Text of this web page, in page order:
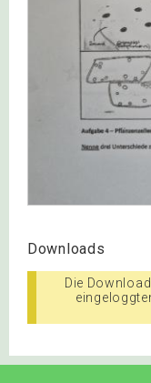
Downloads
Die